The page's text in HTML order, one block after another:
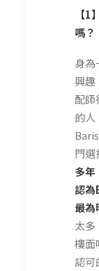
【
嗎？
身為
興趣
配師
的人
門選
多年
認為
最為
太多
樓面
認可